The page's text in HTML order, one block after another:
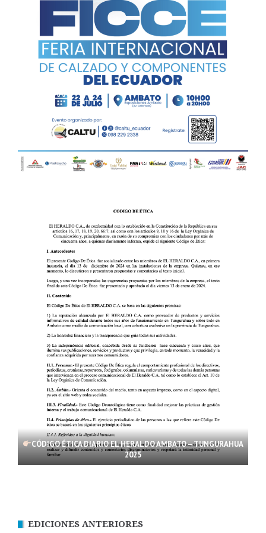
CÓDIGO ÉTICA DIARIO EL HERALDO AMBATO – TUNGURAHUA
2025
EDICIONES ANTERIORES